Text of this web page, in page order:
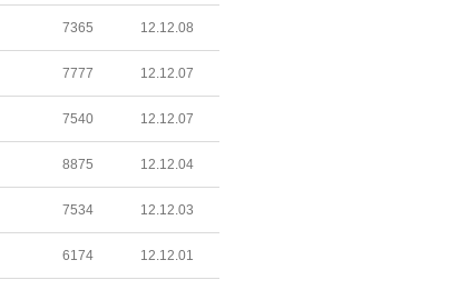
7365 12.12.08
7777 12.12.07
7540 12.12.07
8875 12.12.04
7534 12.12.03
6174 12.12.01